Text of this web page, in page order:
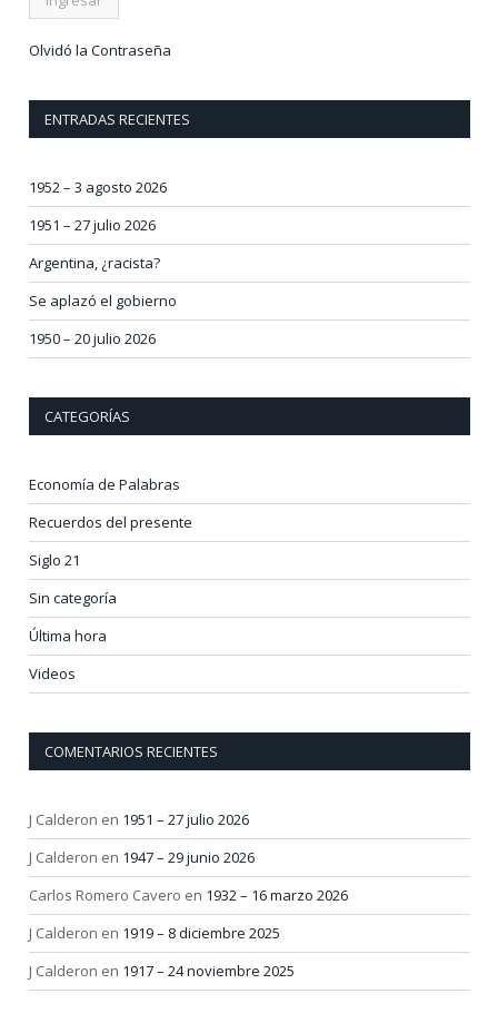
Olvidó la Contraseña
ENTRADAS RECIENTES
1952 – 3 agosto 2026
1951 – 27 julio 2026
Argentina, ¿racista?
Se aplazó el gobierno
1950 – 20 julio 2026
CATEGORÍAS
Economía de Palabras
Recuerdos del presente
Siglo 21
Sin categoría
Última hora
Videos
COMENTARIOS RECIENTES
J Calderon en 1951 – 27 julio 2026
J Calderon en 1947 – 29 junio 2026
Carlos Romero Cavero en 1932 – 16 marzo 2026
J Calderon en 1919 – 8 diciembre 2025
J Calderon en 1917 – 24 noviembre 2025